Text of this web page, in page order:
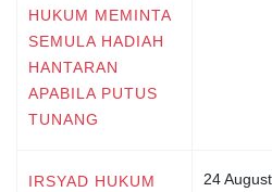
HUKUM MEMINTA
SEMULA HADIAH
HANTARAN
APABILA PUTUS
TUNANG
IRSYAD HUKUM
24